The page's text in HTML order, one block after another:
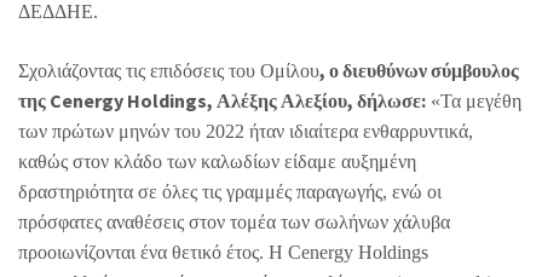
ΔΕΔΔΗΕ.
Σχολιάζοντας τις επιδόσεις του Ομίλου, ο διευθύνων σύμβουλος
της Cenergy Holdings, Αλέξης Αλεξίου, δήλωσε: «Τα μεγέθη
των πρώτων μηνών του 2022 ήταν ιδιαίτερα ενθαρρυντικά,
καθώς στον κλάδο των καλωδίων είδαμε αυξημένη
δραστηριότητα σε όλες τις γραμμές παραγωγής, ενώ οι
πρόσφατες αναθέσεις στον τομέα των σωλήνων χάλυβα
προοιωνίζονται ένα θετικό έτος. Η Cenergy Holdings